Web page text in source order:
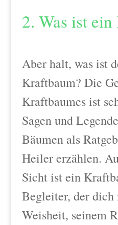
2. Was ist
Aber halt, was ist
Kraftbaum? Die
Kraftbaumes ist
Sagen und
Bäumen als
Heiler erzählen.
Sicht ist ein
Begleiter, der dich
Weisheit, seinem